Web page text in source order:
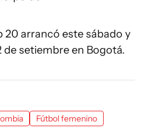
20 arrancó este sábado y
de setiembre en Bogotá.
Fútbol femenino